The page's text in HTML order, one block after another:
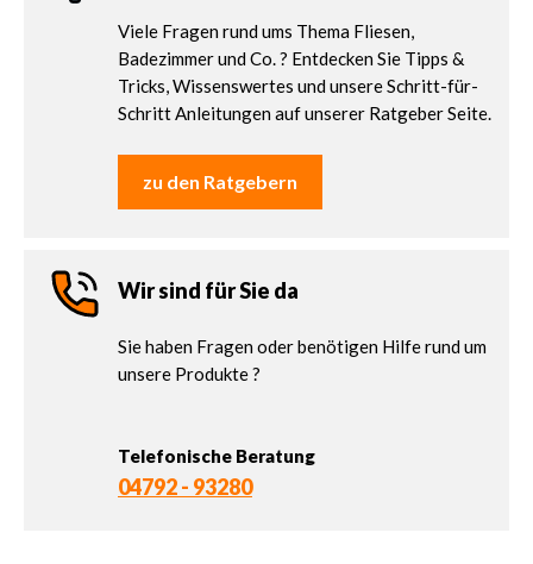
Viele Fragen rund ums Thema Fliesen,
Badezimmer und Co. ? Entdecken Sie Tipps &
Tricks, Wissenswertes und unsere Schritt-für-
Schritt Anleitungen auf unserer Ratgeber Seite.
zu den Ratgebern
Wir sind für Sie da
Sie haben Fragen oder benötigen Hilfe rund um
unsere Produkte ?
Telefonische Beratung
04792 - 93280